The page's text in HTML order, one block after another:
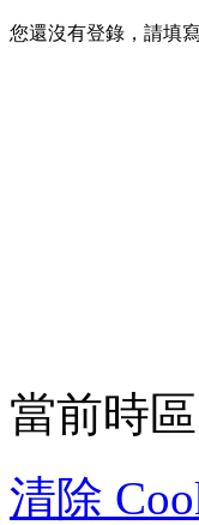
您還沒有登錄，請填
當前時
清除